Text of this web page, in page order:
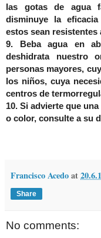
las gotas de agua
disminuye la
estos sean resistentes
9. Beba agua en
deshidrata nuestro
personas mayores,
los niños, cuya
centros de
10. Si advierte que
o color, consulte a su
Francisco Acedoat
Share
No comments: